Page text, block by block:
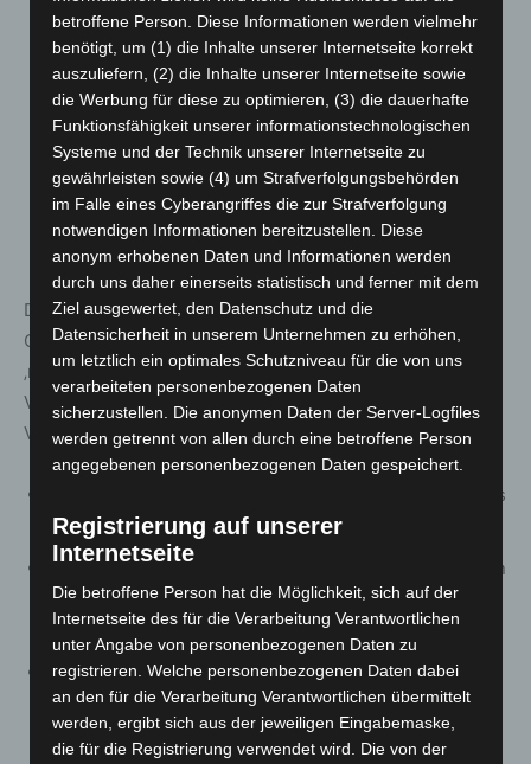
10.000 draußen stattfinden, allerdings ab 2.500
Personen drinnen bzw. 5.000 Personen draußen
nur noch mit einer max. Auslastung von 30%.
In Warnstufe 2sind nur noch Veranstaltungen bis
2.500 Personen drinnen und 5.000 Personen
zulässig und
inWarnstufe 3 bzw. in Hotspot-Regionennur bis
500 Personen.
Die Systematik der Veranstaltungsregelungen in der
CoronaVerordnung ist vereinfacht worden. Es gibt jetzt
‚nur‘ noch drei maßgebliche Vorschriften, eine für
Veranstaltungen mit bis 500 Personen und zwei für
Veranstaltungen mit mehr als 500 Personen:
§ 8 Beschränkung des Zutritts zu Veranstaltungen bis
zu 500 Teilnehmerinnen und Teilnehmern
§ 10 Sitzungen, Zusammenkünfte und Veranstaltungen
in geschlossenen Räumen mit mehr als 500
Teilnehmerinnen und Teilnehmern
§ 11 Sitzungen, Zusammenkünfte und Veranstaltungen
unter freiem Himmel mit mehr als 500
Teilnehmerinnen und Teilnehmern
betroffene Person. Diese Informationen werden vielmehr
benötigt, um (1) die Inhalte unserer Internetseite korrekt
auszuliefern, (2) die Inhalte unserer Internetseite sowie
die Werbung für diese zu optimieren, (3) die dauerhafte
Funktionsfähigkeit unserer informationstechnologischen
Systeme und der Technik unserer Internetseite zu
gewährleisten sowie (4) um Strafverfolgungsbehörden
im Falle eines Cyberangriffes die zur Strafverfolgung
notwendigen Informationen bereitzustellen. Diese
anonym erhobenen Daten und Informationen werden
durch uns daher einerseits statistisch und ferner mit dem
Ziel ausgewertet, den Datenschutz und die
Datensicherheit in unserem Unternehmen zu erhöhen,
um letztlich ein optimales Schutzniveau für die von uns
verarbeiteten personenbezogenen Daten
sicherzustellen. Die anonymen Daten der Server-Logfiles
werden getrennt von allen durch eine betroffene Person
angegebenen personenbezogenen Daten gespeichert.
Registrierung auf unserer
Internetseite
Die betroffene Person hat die Möglichkeit, sich auf der
Internetseite des für die Verarbeitung Verantwortlichen
unter Angabe von personenbezogenen Daten zu
registrieren. Welche personenbezogenen Daten dabei
an den für die Verarbeitung Verantwortlichen übermittelt
werden, ergibt sich aus der jeweiligen Eingabemaske,
die für die Registrierung verwendet wird. Die von der